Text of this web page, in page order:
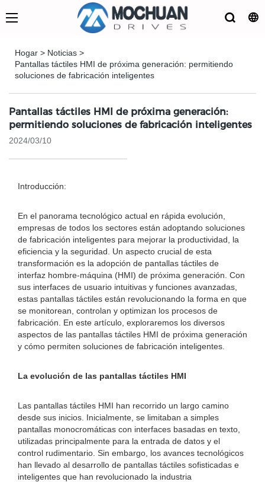
Hogar > Noticias >
Pantallas táctiles HMI de próxima generación: permitiendo
soluciones de fabricación inteligentes
Pantallas táctiles HMI de próxima generación:
permitiendo soluciones de fabricación inteligentes
2024/03/10
Introducción:
En el panorama tecnológico actual en rápida evolución,
empresas de todos los sectores están adoptando soluciones
de fabricación inteligentes para mejorar la productividad, la
eficiencia y la seguridad. Un aspecto crucial de esta
transformación es la adopción de pantallas táctiles de
interfaz hombre-máquina (HMI) de próxima generación. Con
sus interfaces de usuario intuitivas y funciones avanzadas,
estas pantallas táctiles están revolucionando la forma en que
se monitorean, controlan y optimizan los procesos de
fabricación. En este artículo, exploraremos los diversos
aspectos de las pantallas táctiles HMI de próxima generación
y cómo permiten soluciones de fabricación inteligentes.
La evolución de las pantallas táctiles HMI
Las pantallas táctiles HMI han recorrido un largo camino
desde sus inicios. Inicialmente, se limitaban a simples
pantallas monocromáticas con interfaces basadas en texto,
utilizadas principalmente para la entrada de datos y el
control rudimentario. Sin embargo, los avances tecnológicos
han llevado al desarrollo de pantallas táctiles sofisticadas e
inteligentes que han revolucionado la industria